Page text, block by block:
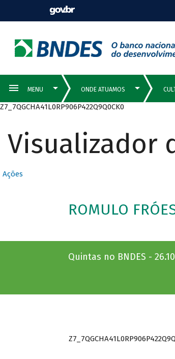
Z7_7QGCHA41L0RP906P422Q9Q0CK0
Visualizador
Ações
ROMULO
Quintas no BNDES -